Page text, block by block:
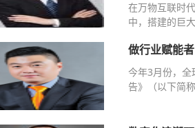
在万物互联时
中，搭建的巨
做行业赋能
今年3月份，
告》（以下简